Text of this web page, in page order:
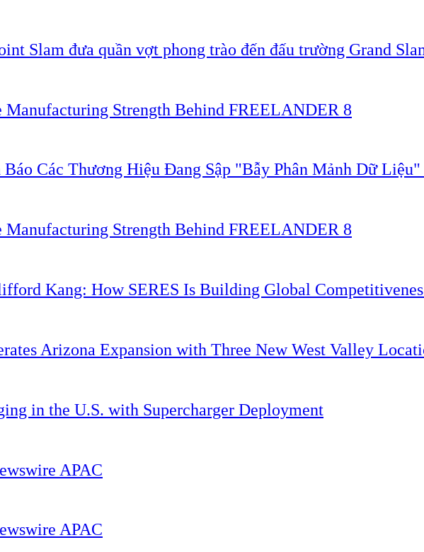
Slam đưa quần vợt phong trào đến đấu trường Grand
Strength Behind FREELANDER 8
Báo Các Thương Hiệu Đang Sập "Bẫy Phân Mảnh Dữ
Strength Behind FREELANDER 8
Kang: How SERES Is Building Global
Arizona Expansion with Three New West Valley
in the U.S. with Supercharger Deployment
APAC
APAC